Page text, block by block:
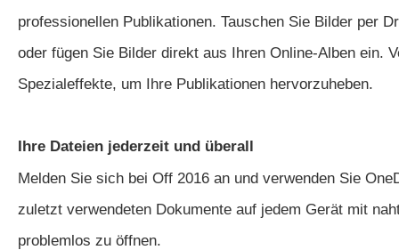
professionellen Publikationen. Tauschen Sie Bilder per
oder fügen Sie Bilder direkt aus Ihren Online-Alben ein.
Spezialeffekte, um Ihre Publikationen hervorzuheben.
Ihre Dateien jederzeit und überall
Melden Sie sich bei Off 2016 an und verwenden Sie
zuletzt verwendeten Dokumente auf jedem Gerät mit
problemlos zu öffnen.